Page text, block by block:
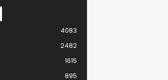
4083
2482
1615
895